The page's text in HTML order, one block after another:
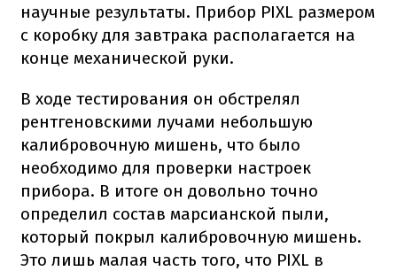
научные результаты. Прибор PIXL размером
с коробку для завтрака располагается на
конце механической руки.
В ходе тестирования он обстрелял
рентгеновскими лучами небольшую
калибровочную мишень, что было
необходимо для проверки настроек
прибора. В итоге он довольно точно
определил состав марсианской пыли,
который покрыл калибровочную мишень.
Это лишь малая часть того, что PIXL в